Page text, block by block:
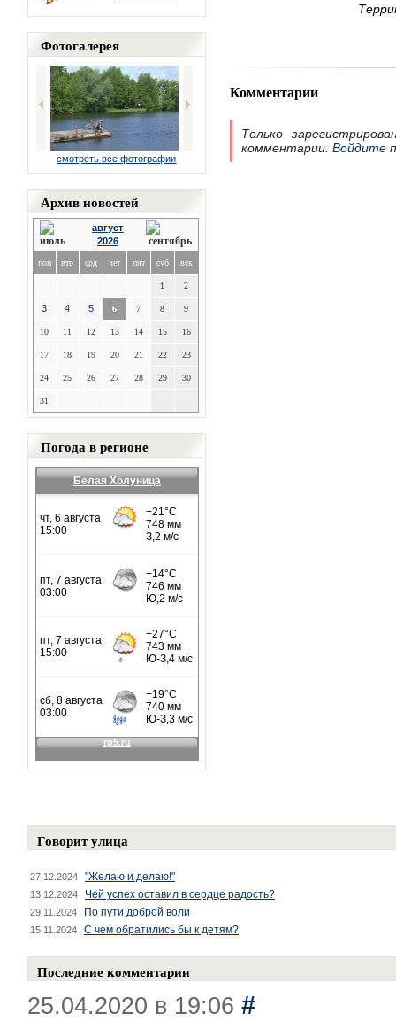
Фотогалерея
смотреть все фотографии
Архив новостей
август
2026
пон втр срд чет пят суб вск
1 2
3 4 5 6 7 8 9
10 11 12 13 14 15 16
17 18 19 20 21 22 23
24 25 26 27 28 29 30
31
Погода в регионе
Белая Холуница
Комментарии
Только
комментарии. Войдите
Говорит улица
27.12.2024 "Желаю и делаю!"
13.12.2024 Чей успех оставил в сердце радость?
29.11.2024 По пути доброй воли
15.11.2024 С чем обратились бы к детям?
Последние комментарии
25.04.2020 в 19:06 #